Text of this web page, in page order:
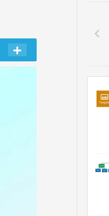
Vollständige